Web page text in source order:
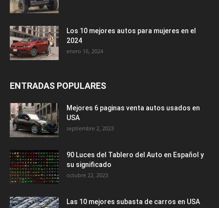
Los 10 mejores autos para mujeres en el
2024
enero 16, 2024
ENTRADAS POPULARES
Mejores 6 paginas venta autos usados en
USA
septiembre 2, 2023
90 Luces del Tablero del Auto en Español y
su significado
octubre 22, 2023
Las 10 mejores subasta de carros en USA